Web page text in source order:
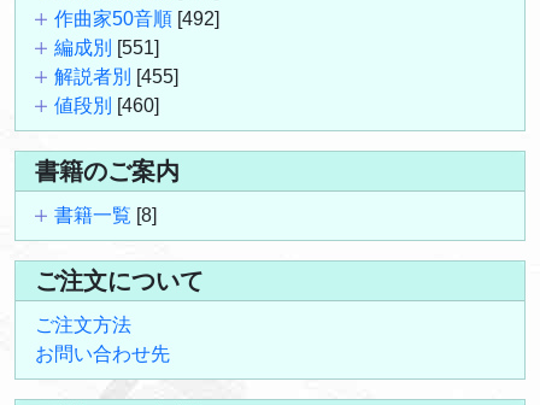
作曲家50音順 [492]
編成別 [551]
解説者別 [455]
値段別 [460]
書籍のご案内
書籍一覧 [8]
ご注文について
ご注文方法
お問い合わせ先